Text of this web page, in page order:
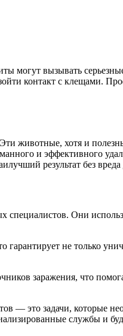
могут вызывать
контакт с клещами.
животные, хотя и
и эффективного
результат без
специалистов. Они
не только
заражения, что
— это задачи, которые
службы и